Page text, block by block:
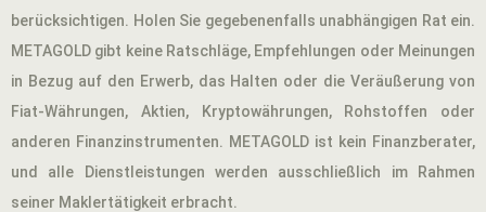
berücksichtigen. Holen Sie gegebenenfalls unabhängigen Rat ein.
METAGOLD gibt keine Ratschläge, Empfehlungen oder Meinungen
in Bezug auf den Erwerb, das Halten oder die Veräußerung von
Fiat-Währungen, Aktien, Kryptowährungen, Rohstoffen oder
anderen Finanzinstrumenten. METAGOLD ist kein Finanzberater,
und alle Dienstleistungen werden ausschließlich im Rahmen
seiner Maklertätigkeit erbracht.